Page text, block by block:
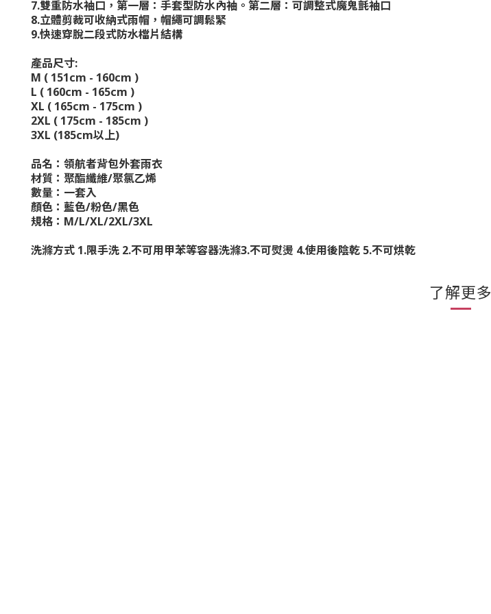
7.雙重防水袖口，第一層：手套型防水內袖。第二層：可調整式魔鬼氈袖口
8.立體剪裁可收納式雨帽，帽繩可調鬆緊
9.快速穿脫二段式防水檔片結構
產品尺寸:
M ( 151cm - 160cm )
L ( 160cm - 165cm )
XL ( 165cm - 175cm )
2XL ( 175cm - 185cm )
3XL (185cm以上)
品名：領航者背包外套雨衣
材質：聚酯纖維/聚氯乙烯
數量：一套入
顏色：藍色/粉色/黑色
規格： M/L/XL/2XL/3XL
洗滌方式 1.限手洗 2.不可用甲苯等容器洗滌3.不可熨燙 4.使用後陰乾 5.不可烘乾
了解更多